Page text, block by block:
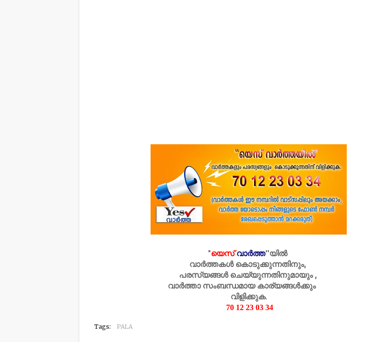
"യെസ് വാർത്ത''യിൽ
വാർത്തകൾ കൊടുക്കുന്നതിനും,
പരസ്യങ്ങൾ ചെയ്യുന്നതിനുമായും ,
വാർത്താ സംബന്ധമായ കാര്യങ്ങൾക്കും
വിളിക്കുക.
70 12 23 03 34
Tags: PALA